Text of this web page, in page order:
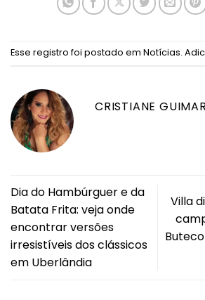
Esse registro foi postado em Notícias.
CRISTIANE
Dia do Hambúrguer e da
Batata Frita: veja onde
encontrar versões
irresistíveis dos clássicos
em Uberlândia
Villa